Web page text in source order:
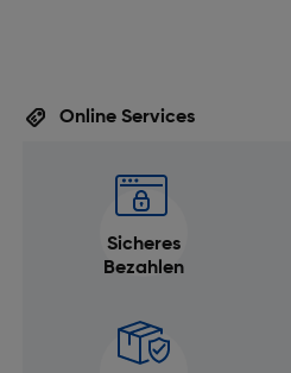
Online Services
Sicheres
Bezahlen